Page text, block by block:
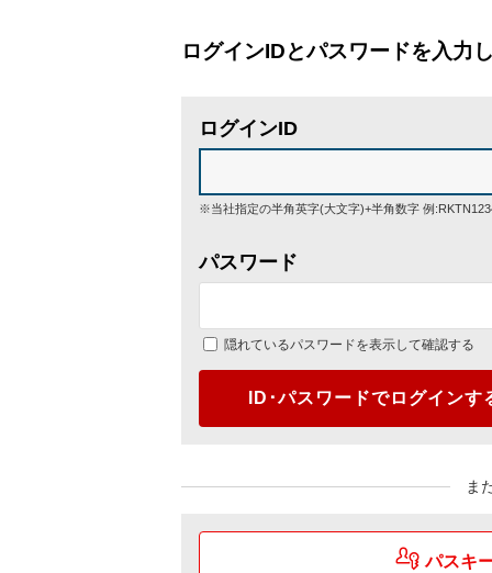
ログインIDとパスワードを入力
ログインID
※当社指定の半角英字(大文字)+半角数字 例
パスワード
隠れているパスワードを表示して確認する
ID･パスワードでログインす
ま
パスキ